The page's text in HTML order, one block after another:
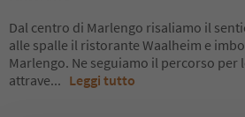
Dal centro di Marlengo risaliamo il
alle spalle il ristorante Waalheim e
Marlengo. Ne seguiamo il percorso per
attrave... Leggi tutto